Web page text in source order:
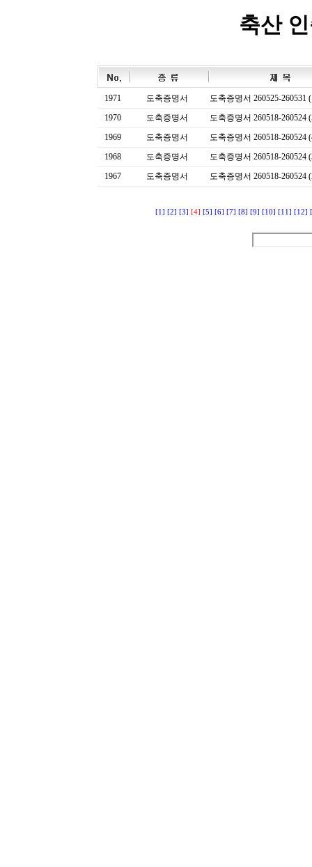
축산
1971 도축증명서
도축증명서 260525-260531
1970
도축증명서
도축증명서 260518-260524
1969
도축증명서
도축증명서 260518-260524
1968
도축증명서
도축증명서 260518-260524
1967
도축증명서 도축증명서 260518-260524
[1] [2] [3] [4] [5] [6] [7] [8] [9] [10] [11] [12]